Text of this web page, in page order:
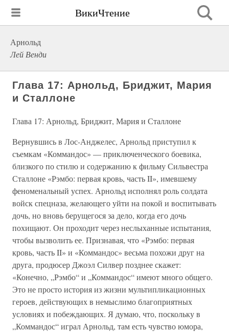
ВикиЧтение
Арнольд
Лей Венди
Глава 17: Арнольд, Бриджит, Мария
и Сталлоне
Глава 17: Арнольд, Бриджит, Мария и Сталлоне
Вернувшись в Лос-Анджелес, Арнольд приступил к
съемкам «Коммандос» — приключенческого боевика,
близкого по стилю и содержанию к фильму Сильвестра
Сталлоне «Рэмбо: первая кровь, часть II», имевшему
феноменальный успех. Арнольд исполнял роль солдата
войск спецназа, желающего уйти на покой и воспитывать
дочь, но вновь берущегося за дело, когда его дочь
похищают. Он проходит через неслыханные испытания,
чтобы вызволить ее. Признавая, что «Рэмбо: первая
кровь, часть II» и «Коммандос» весьма похожи друг на
друга, продюсер Джоэл Силвер позднее скажет:
«Конечно, „Рэмбо“ и „Коммандос“ имеют много общего.
Это не просто история из жизни мультипликационных
героев, действующих в немыслимо благоприятных
условиях и побеждающих. Я думаю, что, поскольку в
„Коммандос“ играл Арнольд, там есть чувство юмора,